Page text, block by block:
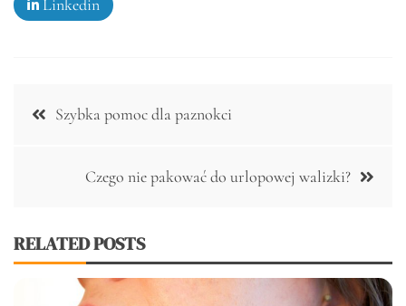
Linkedin
Nawigacja
Szybka pomoc dla paznokci
Czego nie pakować do urlopowej walizki?
RELATED POSTS